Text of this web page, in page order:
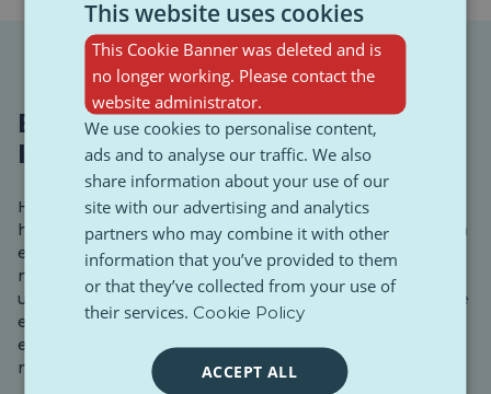
Een meer verenigd Europa?
Italianen zeggen ja.
Het idee dat de Europese Unie meer samenhang moet
hebben, wordt breed gedragen: 89% van de Europeanen
en 88% van de Italianen is van mening dat lidstaten
nauwer moeten samenwerken om wereldwijde
uitdagingen aan te pakken. Dit is een van de duidelijkste
en meest consistente bevindingen uit het onderzoek:
eenheid is daarom niet alleen wenselijk, maar ook
noodzakelijk.
This website uses cookies
This Cookie Banner was deleted and is
no longer working. Please contact the
website administrator.
We use cookies to personalise content,
ads and to analyse our traffic. We also
share information about your use of our
site with our advertising and analytics
partners who may combine it with other
information that you’ve provided to them
or that they’ve collected from your use of
their services. Cookie Policy
ACCEPT ALL